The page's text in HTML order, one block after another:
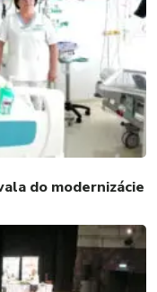
do modernizácie